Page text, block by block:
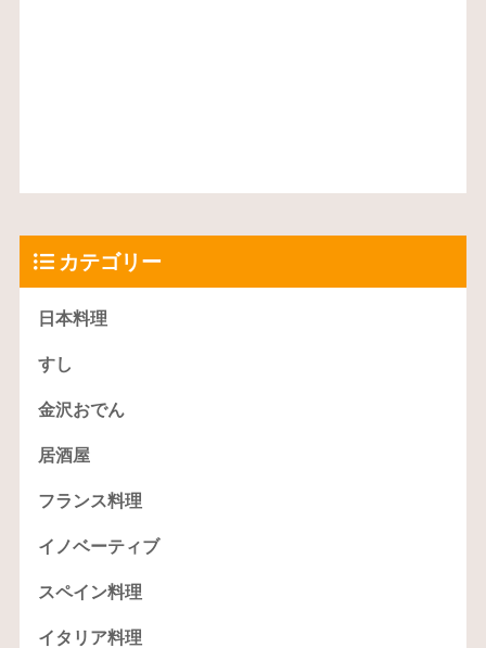
カテゴリー
日本料理
すし
金沢おでん
居酒屋
フランス料理
イノベーティブ
スペイン料理
イタリア料理